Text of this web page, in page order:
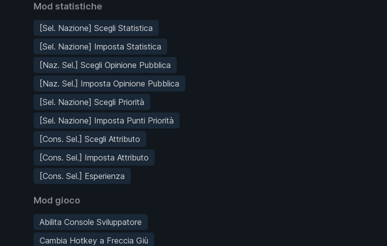
Mod statistiche
[Sel. Nazione] Scegli Statistica
[Sel. Nazione] Imposta Statistica
[Naz. Sel.] Scegli Opinione Pubblica
[Naz. Sel.] Imposta Opinione Pubblica
[Sel. Nazione] Scegli Priorità
[Sel. Nazione] Imposta Punti Priorità
[Cons. Sel.] Scegli Attributo
[Cons. Sel.] Imposta Attributo
[Cons. Sel.] Esperienza
Mod gioco
Abilita Console Sviluppatore
Cambia Hotkey a Freccia Giù